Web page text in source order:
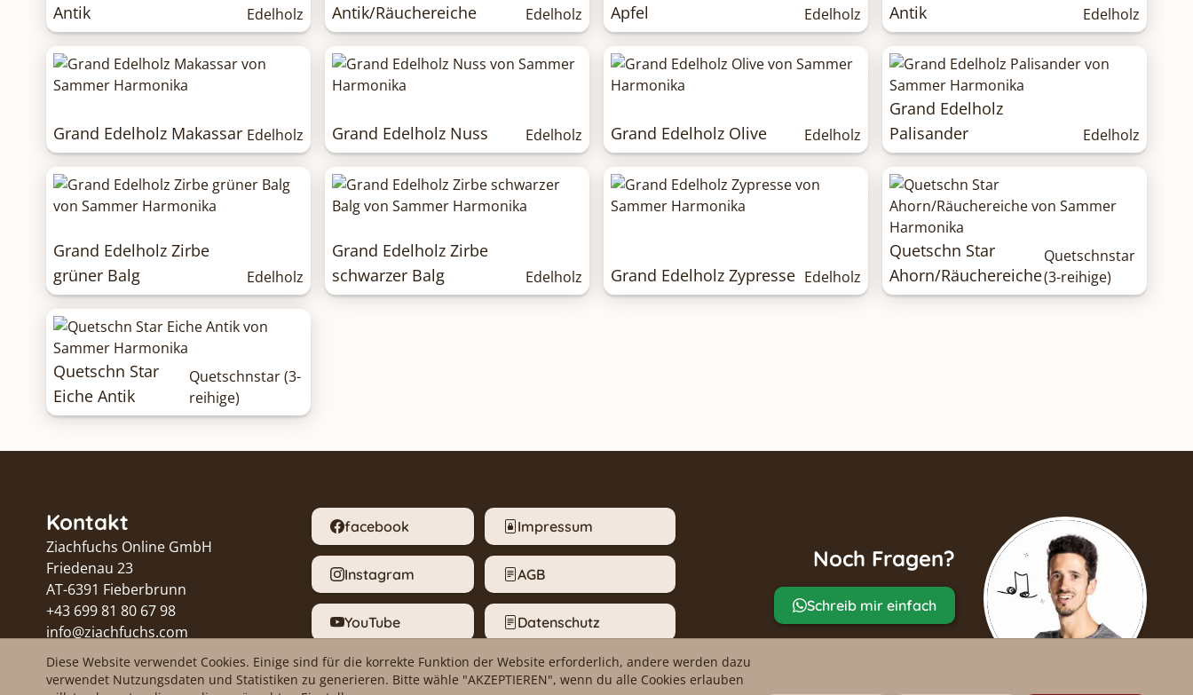
Antik
Edelholz
Antik/Räuchereiche
Edelholz
Apfel
Edelholz
Antik
Edelholz
Grand Edelholz Makassar Edelholz Grand Edelholz Nuss Edelholz Grand Edelholz Olive Edelholz
Grand Edelholz
Palisander
Edelholz
Grand Edelholz Zirbe
grüner Balg
Edelholz
Grand Edelholz Zirbe
schwarzer Balg
Edelholz Grand Edelholz Zypresse Edelholz
Quetschn Star
Ahorn/Räuchereiche
Quetschnstar
(3-reihige)
Quetschn Star
Eiche Antik
Quetschnstar (3-
reihige)
Kontakt
Ziachfuchs Online GmbH
Friedenau 23
AT-6391 Fieberbrunn
+43 699 81 80 67 98
info@ziachfuchs.com
UID ATU79433917
facebook Impressum
Instagram AGB
YouTube Datenschutz
Problem melden Cookie-Einstellungen
Noch Fragen?
Schreib mir einfach
Diese Website verwendet Cookies. Einige sind für die korrekte Funktion der Website erforderlich, andere werden dazu
verwendet Nutzungsdaten und Statistiken zu generieren. Bitte wähle "AKZEPTIEREN", wenn du alle Cookies erlauben